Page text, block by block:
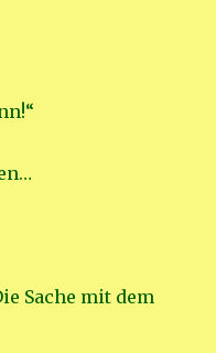
Sache mit dem